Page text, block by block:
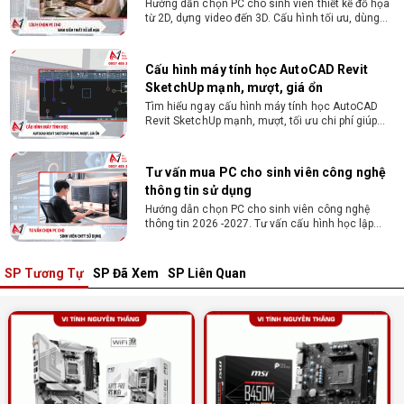
SketchUp mạnh, mượt, giá ổn
giật lag.
Tư vấn mua PC cho sinh viên công nghệ
thông tin sử dụng
chi phí.
Sinh viên nên mua laptop hay PC ?
Sinh viên nên mua laptop hay PC? Đây là băn
ngành, hợp túi tiền!
Hình Nào Đáng Tiền?
Tìm laptop sinh viên 15–20 triệu phù hợp ngành
học năm 2026? Khám phá cách chọn cấu hình,
RAM, SSD, màn hình và khả năng nâng cấp hợp lý.
SP Tương Tự SP Đã Xem SP Liên Quan